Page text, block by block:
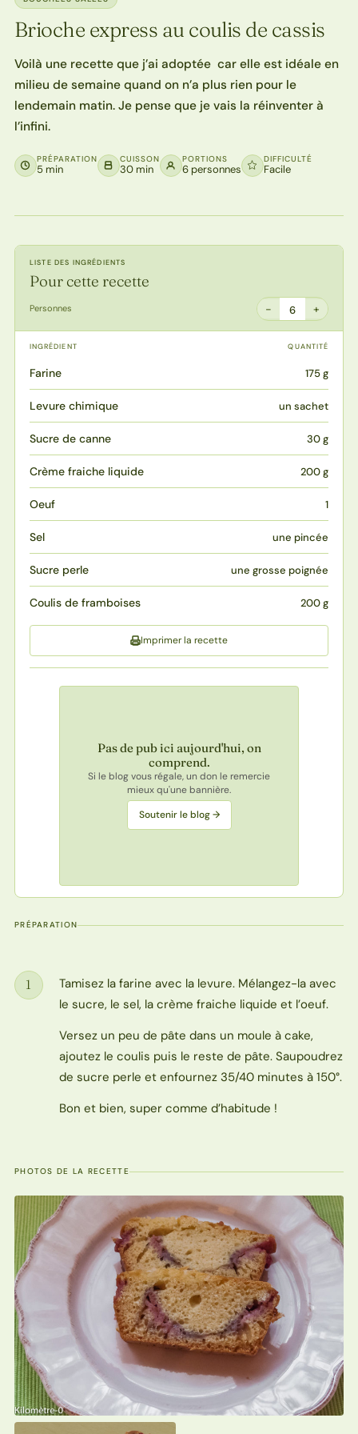
Brioche express au coulis de cassis
Voilà une recette que j’ai adoptée car elle est idéale en
milieu de semaine quand on n’a plus rien pour le
lendemain matin. Je pense que je vais la réinventer à
l’infini.
PRÉPARATION
5 min
CUISSON
30 min
PORTIONS
6 personnes
DIFFICULTÉ
Facile
LISTE DES INGRÉDIENTS
Pour cette recette
Personnes − 6 +
INGRÉDIENT QUANTITÉ
Farine 175 g
Levure chimique un sachet
Sucre de canne 30 g
Crème fraiche liquide 200 g
Oeuf 1
Sel une pincée
Sucre perle une grosse poignée
Coulis de framboises 200 g
Imprimer la recette
Pas de pub ici aujourd'hui, on
comprend.
Si le blog vous régale, un don le remercie
mieux qu'une bannière.
Soutenir le blog →
PRÉPARATION
Étape
1
Tamisez la farine avec la levure. Mélangez-la avec
le sucre, le sel, la crème fraiche liquide et l’oeuf.
Versez un peu de pâte dans un moule à cake,
ajoutez le coulis puis le reste de pâte. Saupoudrez
de sucre perle et enfournez 35/40 minutes à 150°.
Bon et bien, super comme d’habitude !
PHOTOS DE LA RECETTE